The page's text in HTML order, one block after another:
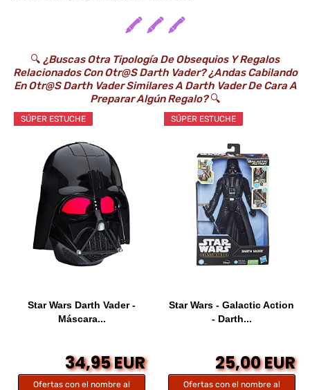
🖍️ 🖍️ 🖍️
🔍 ¿Buscas Otra Tipología De Obsequios Y Regalos
Relacionados Con Otr@s Darth Vader? ¿Andas Cabilando
En Otr@s Darth Vader Similares A Darth Vader De Cara A
Preparar Algún Regalo?🔍
SÚPER ESTUCHE
Star Wars Darth Vader -
Máscara...
34,95 EUR
Ofertas con el nombre al
SÚPER ESTUCHE
Star Wars - Galactic Action
- Darth...
25,00 EUR
Ofertas con el nombre al